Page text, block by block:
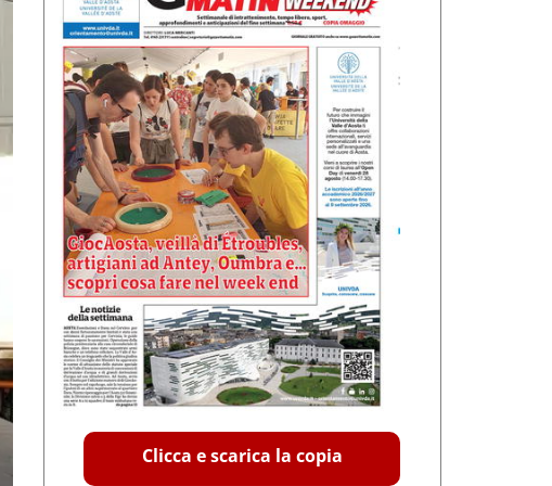
Clicca e scarica la copia